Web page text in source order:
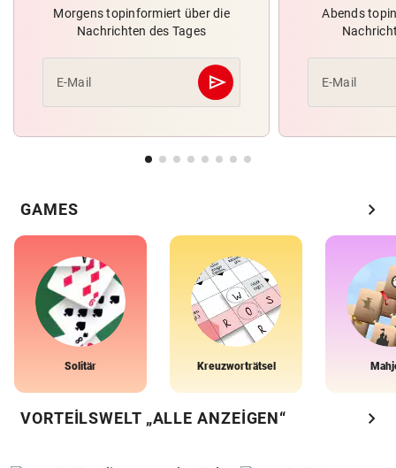
Morgens topinformiert über die
Nachrichten des Tages
E-Mail send
Abschicken
Abends
E-Mail
GAMES chevron_right
Solitär Kreuzworträtsel
VORTEILSWELT „ALLE ANZEIGEN“ chevron_right